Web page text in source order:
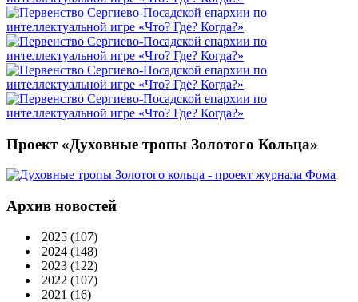
Проект «Духовные тропы Золотого Кольца»
Архив новостей
2025 (107)
2024 (148)
2023 (122)
2022 (107)
2021 (16)